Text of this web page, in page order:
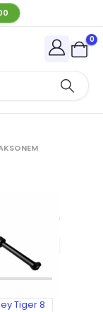
0
Tiger 8